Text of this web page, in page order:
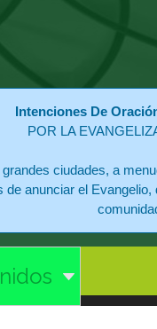
Intenciones De
POR LA
ciudades, a
anunciar el